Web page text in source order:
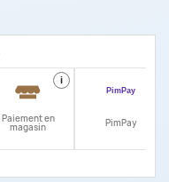
i
Paiement en
magasin PimPay